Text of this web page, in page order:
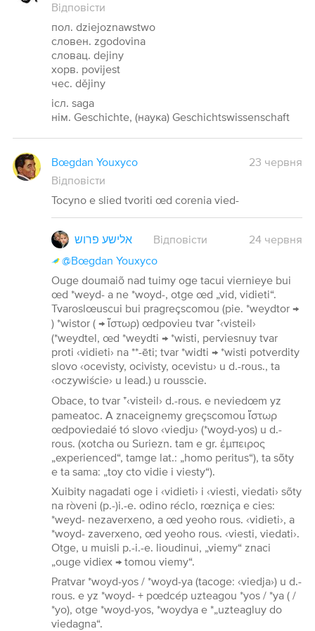
Відповісти
пол. dziejoznawstwo
словен. zgodovina
словац. dejiny
хорв. povijest
чес. dějiny
ісл. saga
нім. Geschichte, (наука) Geschichtswissenschaft
Bœgdan Youxyco
23 червня
Відповісти
Tocyno e slied tvoriti œd corenia vied-
אלישע פרוש Відповісти 24 червня
@Bœgdan Youxyco
Ouge doumaiõ nad tuimy oge tacui viernieye bui
œd *weyd- a ne *woyd-, otge œd „vid, vidieti“.
Tvaroslœuscui bui pragreçscomou (pie. *weydtor →
) *wistor ( → ἵστωρ) œdpovieu tvar ⁺‹visteil›
(*weydtel, œd *weydti → *wisti, perviesnuy tvar
proti ‹vidieti› na **-ēti; tvar *widti → *wisti potverdity
slovo ‹ocevisty, ocivisty, ocevistu› u d.-rous., ta
‹oczywiście› u lead.) u rousscie.
Obace, to tvar ⁺‹visteil› d.-rous. e neviedœm yz
pameatoc. A znaceignemy greçscomou ἵστωρ
œdpoviedaié tó slovo ‹viedju› (*woyd-yos) u d.-
rous. (xotcha ou Suriezn. tam e gr. έμπειρος
„experienced“, tamge lat.: „homo peritus“), ta sõty
e ta sama: „toy cto vidie i viesty“).
Xuibity nagadati oge i ‹vidieti› i ‹viesti, viedati› sõty
na ròveni (p.-)i.-e. odino réclo, rœzniça e cies:
*weyd- nezaverxeno, a œd yeoho rous. ‹vidieti›, a
*woyd- zaverxeno, œd yeoho rous. ‹viesti, viedati›.
Otge, u muisli p.-i.-e. lioudinui, „viemy“ znaci
„ouge vidiex → tomou viemy“.
Pratvar *woyd-yos / *woyd-ya (tacoge: ‹viedja›) u d.-
rous. e yz *woyd- + pœdcép uzteagou *yos / *ya ( /
*yo), otge *woyd-yos, *woydya e *„uzteagluy do
viedagna“.